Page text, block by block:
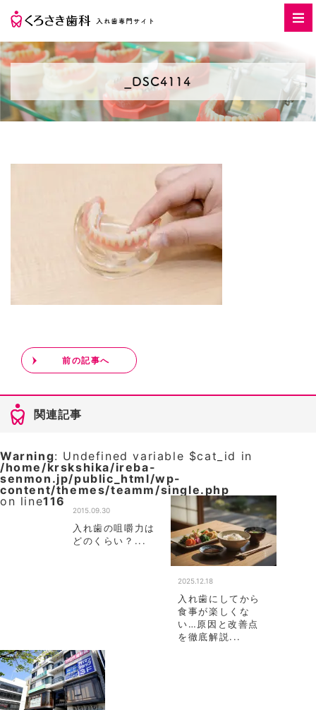
_DSC4114
前の記事へ
関連記事
Warning: Undefined variable $cat_id in
/home/krskshika/ireba-
senmon.jp/public_html/wp-
content/themes/teamm/single.php
on line116
2015.09.30
入れ歯の咀嚼力は
どのくらい？...
2025.12.18
入れ歯にしてから
食事が楽しくな
い…原因と改善点
を徹底解説...